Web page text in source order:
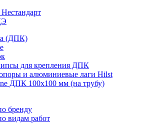
(ДПК)
для крепления ДПК
и алюминиевые лаги Hilst
ДПК 100х100 мм (на трубу)
бренду
видам работ